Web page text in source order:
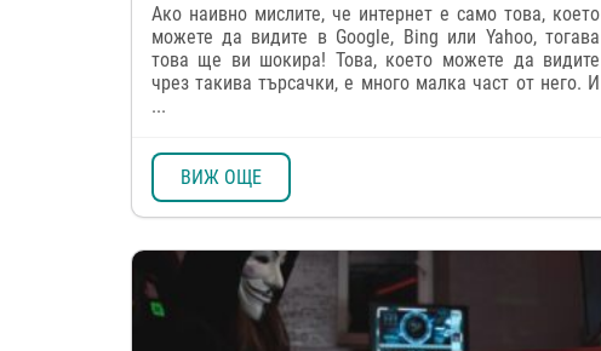
Ако наивно мислите, че интернет е само това, което
можете да видите в Google, Bing или Yahoo, тогава
това ще ви шокира! Това, което можете да видите
чрез такива търсачки, е много малка част от него. И
...
ВИЖ ОЩЕ